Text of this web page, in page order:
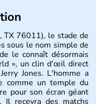
TX 76011), le stade de
sous le nom simple de
le connaît désormais
», un clin d'œil direct
Jones. L'homme a
comme un temple du
pour son écran géant
Il recevra des matchs